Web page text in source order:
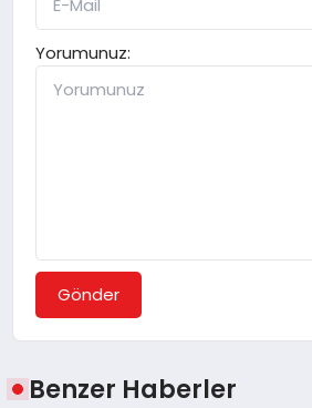
Yorumunuz:
Gönder
Benzer Haberler